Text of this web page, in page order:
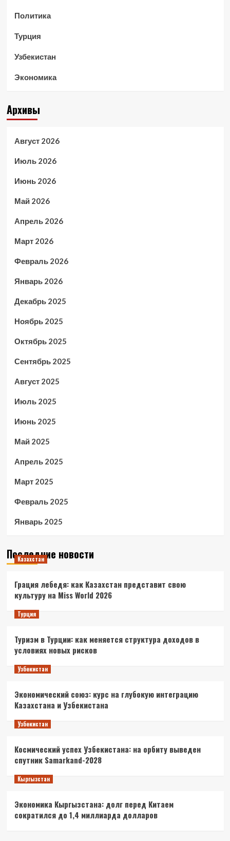
Политика
Турция
Узбекистан
Экономика
Архивы
Август 2026
Июль 2026
Июнь 2026
Май 2026
Апрель 2026
Март 2026
Февраль 2026
Январь 2026
Декабрь 2025
Ноябрь 2025
Октябрь 2025
Сентябрь 2025
Август 2025
Июль 2025
Июнь 2025
Май 2025
Апрель 2025
Март 2025
Февраль 2025
Январь 2025
Последние новости
Казахстан
Грация лебедя: как Казахстан представит свою
культуру на Miss World 2026
Турция
Туризм в Турции: как меняется структура доходов в
условиях новых рисков
Узбекистан
Экономический союз: курс на глубокую интеграцию
Казахстана и Узбекистана
Узбекистан
Космический успех Узбекистана: на орбиту выведен
спутник Samarkand-2028
Кыргызстан
Экономика Кыргызстана: долг перед Китаем
сократился до 1,4 миллиарда долларов